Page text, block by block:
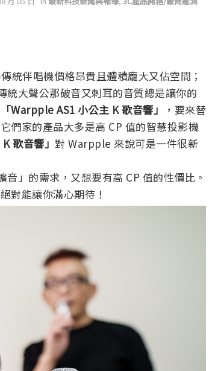
統伴唱機價格昂貴且體積龐大又佔空間；
統大聲公那破音又刺耳的音質總是讓你的
「Warpple AS1 小公主 K 歌音響」
，要來替
們家的產品大多是高 CP 值的智慧投影機
歌音響」 對 Warpple 來說可是一件很新
」的需求，又想要有高 CP 值的性價比。
對能讓你滿心期待！